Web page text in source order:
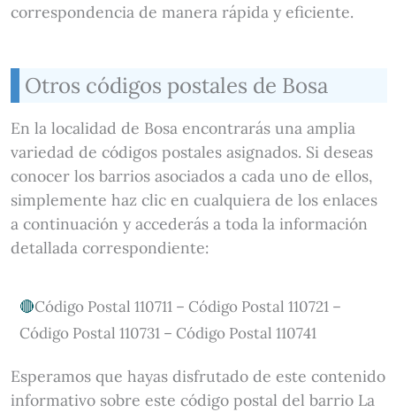
correspondencia de manera rápida y eficiente.
Otros códigos postales de Bosa
En la localidad de Bosa encontrarás una amplia
variedad de códigos postales asignados. Si deseas
conocer los barrios asociados a cada uno de ellos,
simplemente haz clic en cualquiera de los enlaces
a continuación y accederás a toda la información
detallada correspondiente:
Código Postal 110711 – Código Postal 110721 –
Código Postal 110731 – Código Postal 110741
Esperamos que hayas disfrutado de este contenido
informativo sobre este código postal del barrio La